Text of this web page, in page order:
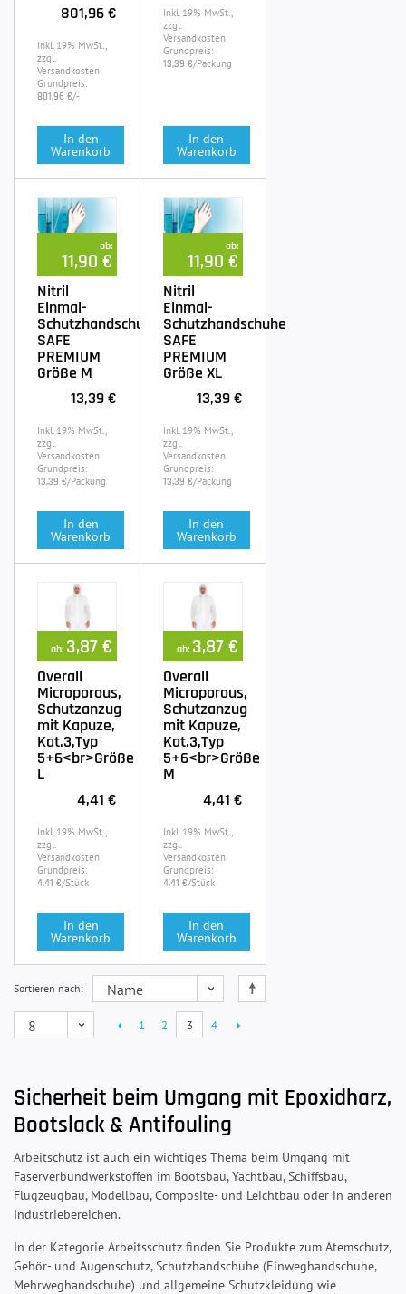
801,96 €
Inkl. 19% MwSt.,
zzgl.
Versandkosten
Grundpreis:
801,96 €/-
In den
Warenkorb
Inkl. 19% MwSt.,
zzgl.
Versandkosten
Grundpreis:
13,39 €/Packung
In den
Warenkorb
ab:
11,90 €
Nitril
Einmal-
Schutzhandschuhe
SAFE
PREMIUM
Größe M
13,39 €
Inkl. 19% MwSt.,
zzgl.
Versandkosten
Grundpreis:
13,39 €/Packung
In den
Warenkorb
ab:
11,90 €
Nitril
Einmal-
Schutzhandschuhe
SAFE
PREMIUM
Größe XL
13,39 €
Inkl. 19% MwSt.,
zzgl.
Versandkosten
Grundpreis:
13,39 €/Packung
In den
Warenkorb
ab: 3,87 €
Overall
Microporous,
Schutzanzug
mit Kapuze,
Kat.3,Typ
5+6<br>Größe
L
4,41 €
Inkl. 19% MwSt.,
zzgl.
Versandkosten
Grundpreis:
4,41 €/Stück
In den
Warenkorb
ab: 3,87 €
Overall
Microporous,
Schutzanzug
mit Kapuze,
Kat.3,Typ
5+6<br>Größe
M
4,41 €
Inkl. 19% MwSt.,
zzgl.
Versandkosten
Grundpreis:
4,41 €/Stück
In den
Warenkorb
Sortieren nach
1 2 3 4
Sicherheit beim Umgang mit Epoxidharz,
Bootslack & Antifouling
Arbeitschutz ist auch ein wichtiges Thema beim Umgang mit
Faserverbundwerkstoffen im Bootsbau, Yachtbau, Schiffsbau,
Flugzeugbau, Modellbau, Composite- und Leichtbau oder in anderen
Industriebereichen.
In der Kategorie Arbeitsschutz finden Sie Produkte zum Atemschutz,
Gehör- und Augenschutz, Schutzhandschuhe (Einweghandschuhe,
Mehrweghandschuhe) und allgemeine Schutzkleidung wie